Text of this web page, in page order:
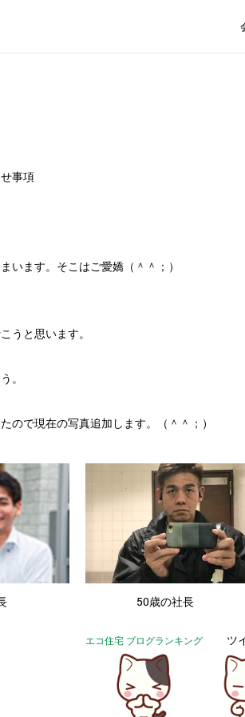
事項
います。そこはご愛嬌（＾＾；）
うと思います。
。
で現在の写真追加します。（＾＾；）
50歳の社長
エコ住宅 ブログランキング ツ